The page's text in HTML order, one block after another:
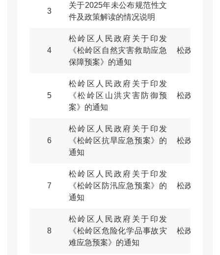
3
关于2025年未公布规范性文
件及政策解读的情况说明
4
松岭区人民政府关于印发
《松岭区自然灾害救助应急
保障预案》的通知
松政规〔
5
松岭区人民政府关于印发
《松岭区山洪灾害防御预
案》的通知
松政规〔
6
松岭区人民政府关于印发
《松岭区抗旱应急预案》的
通知
松政规〔
7
松岭区人民政府关于印发
《松岭区防汛应急预案》的
通知
松政规〔
8
松岭区人民政府关于印发
《松岭区危险化学品事故灾
难应急预案》的通知
松政规〔